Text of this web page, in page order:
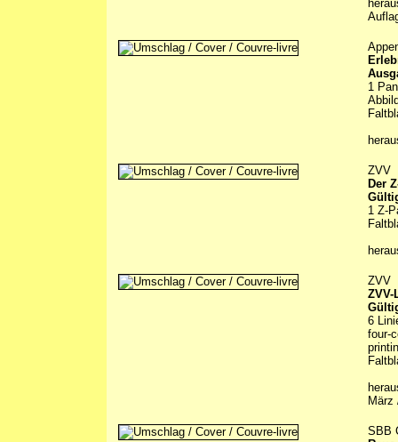
1
ZVV
Der
1 Z-
ZVV
6
four-
März
SBB